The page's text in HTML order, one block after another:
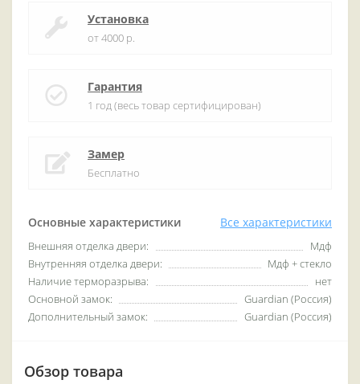
Основные характеристики Все характеристики
Внешняя отделка двери:
Мдф
Внутренняя отделка двери:
Мдф + стекло
Наличие терморазрыва:
нет
Основной замок:
Guardian (Россия)
Дополнительный замок:
Guardian (Россия)
Установка
от 4000 р.
Гарантия
1 год (весь товар сертифицирован)
Замер
Бесплатно
Обзор товара